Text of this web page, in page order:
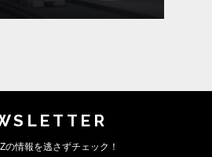
の情報を逃さずチェック！